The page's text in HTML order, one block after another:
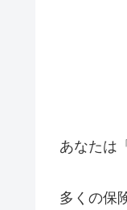
あなたは
多くの保